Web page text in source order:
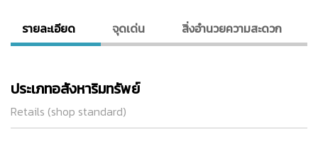
รายละเอียด จุดเด่น สิ่งอํานวยความสะดวก
ประเภทอสังหาริมทรัพย์
Retails (shop standard)